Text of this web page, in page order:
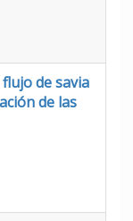
flujo de savia
de las